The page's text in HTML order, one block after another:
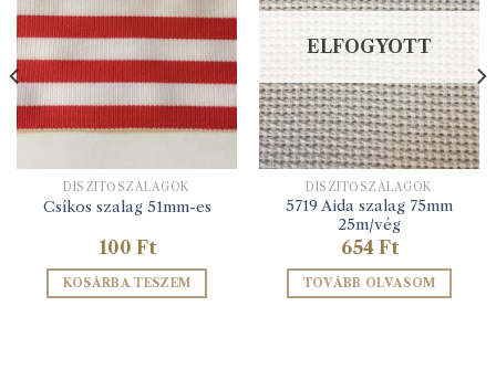
DÍSZÍTŐSZALAGOK
Csíkos szalag 51mm-es
100 Ft
KOSÁRBA TESZEM
ELFOGYOTT
DÍSZÍTŐSZALAGOK
5719 Aida szalag 75mm
25m/vég
654 Ft
TOVÁBB OLVASOM